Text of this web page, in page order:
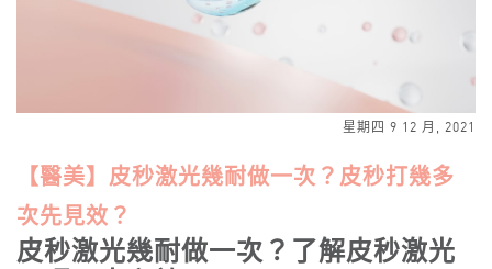
星期四 9 12 月, 2021
【醫美】皮秒激光幾耐做一次？皮秒打幾多
次先見效？
皮秒激光幾耐做一次 ？了解皮秒激光